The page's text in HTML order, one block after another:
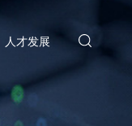
人才发展